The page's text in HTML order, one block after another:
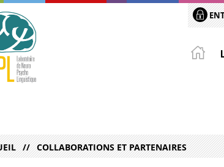
COLLABORATIONS ET PARTENAIRES